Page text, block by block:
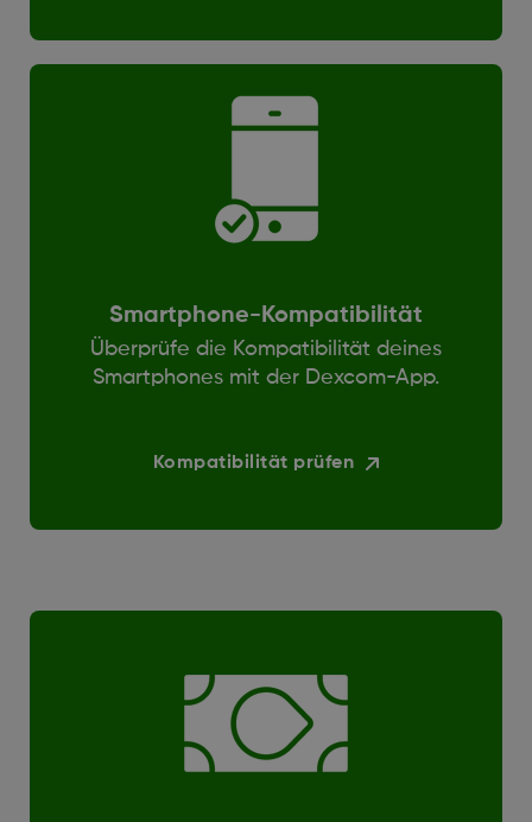
Smartphone-Kompatibilität
Überprüfe die Kompatibilität deines
Smartphones mit der Dexcom-App.
Kompatibilität prüfen